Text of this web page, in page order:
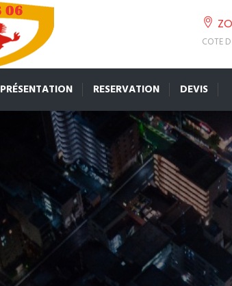
COTE
PRÉSENTATION RESERVATION DEVIS